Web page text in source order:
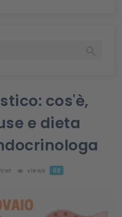
cos'è,
e dieta
views 98